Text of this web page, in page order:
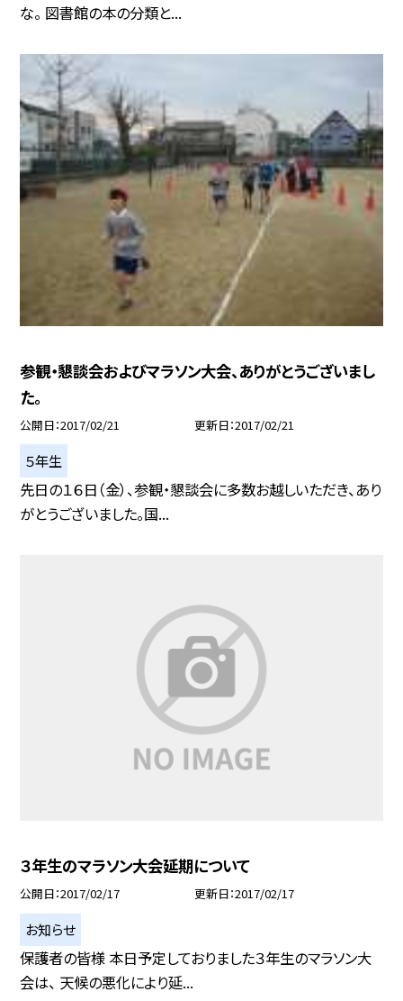
な。 図書館の本の分類と...
参観・懇談会およびマラソン大会、ありがとうございまし
た。
公開日 2017/02/21 更新日 2017/02/21
５年生
先日の１６日（金）、参観・懇談会に多数お越しいただき、あり
がとうございました。国...
３年生のマラソン大会延期について
公開日 2017/02/17 更新日 2017/02/17
お知らせ
保護者の皆様 本日予定しておりました３年生のマラソン大
会は、 天候の悪化により延...